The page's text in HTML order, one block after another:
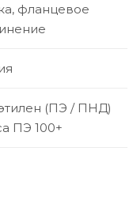
фланцевое
(ПЭ / ПНД)
ПЭ 100+